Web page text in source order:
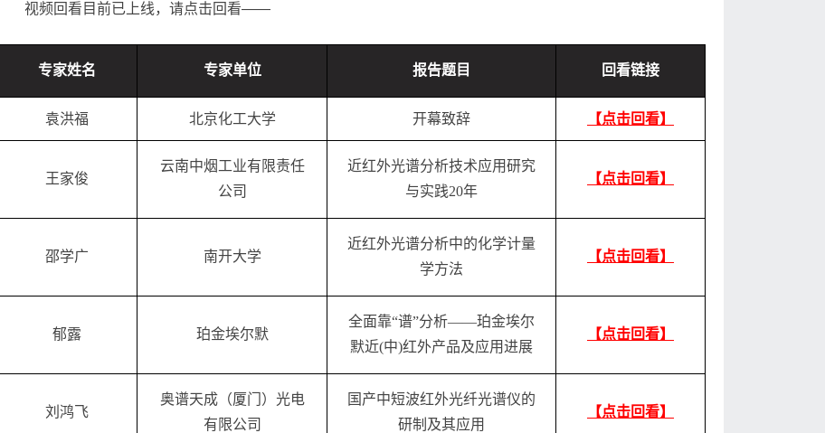
视频回看目前已上线，请点击回看——
专家姓名 专家单位 报告题目 回看链接
袁洪福 北京化工大学 开幕致辞 【点击回看】
王家俊
云南中烟工业有限责任
公司
近红外光谱分析技术应用研究
与实践20年
【点击回看】
邵学广 南开大学
近红外光谱分析中的化学计量
学方法
【点击回看】
郁露 珀金埃尔默
全面靠“谱”分析——珀金埃尔
默近(中)红外产品及应用进展
【点击回看】
刘鸿飞
奥谱天成（厦门）光电
有限公司
国产中短波红外光纤光谱仪的
研制及其应用
【点击回看】